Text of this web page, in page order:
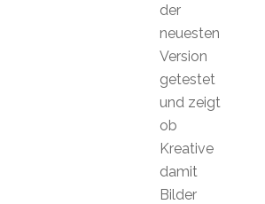
der
neuesten
Version
getestet
und zeigt
ob
Kreative
damit
Bilder